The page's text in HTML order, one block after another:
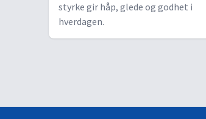
styrke gir håp, glede og godhet i
hverdagen.